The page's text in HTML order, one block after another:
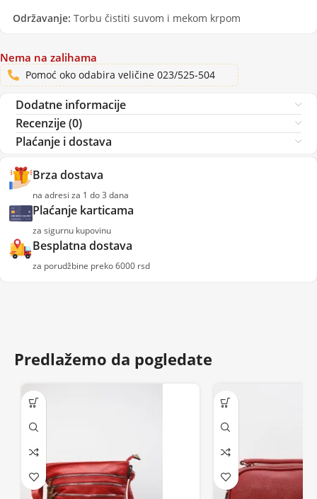
Održavanje: Torbu čistiti suvom i mekom krpom
Nema na zalihama
Pomoć oko odabira veličine 023/525-504
Dodatne informacije
Recenzije (0)
Plaćanje i dostava
Brza dostava
na adresi za 1 do 3 dana
Plaćanje karticama
za sigurnu kupovinu
Besplatna dostava
za porudžbine preko 6000 rsd
Predlažemo da pogledate